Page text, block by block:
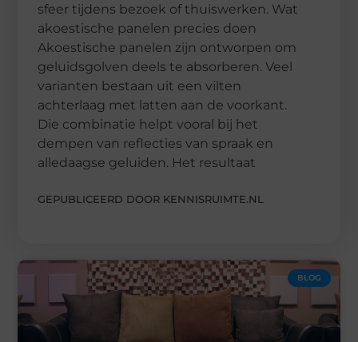
sfeer tijdens bezoek of thuiswerken. Wat
akoestische panelen precies doen
Akoestische panelen zijn ontworpen om
geluidsgolven deels te absorberen. Veel
varianten bestaan uit een vilten
achterlaag met latten aan de voorkant.
Die combinatie helpt vooral bij het
dempen van reflecties van spraak en
alledaagse geluiden. Het resultaat
GEPUBLICEERD DOOR KENNISRUIMTE.NL
BLOG